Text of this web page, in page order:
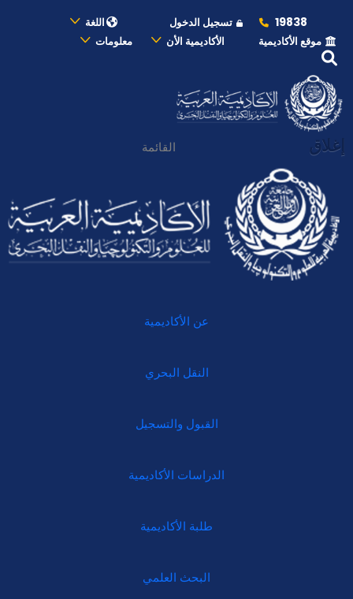
19838 تسجيل الدخول
اللغة
موقع الأكاديمية
الأكاديمية الأن معلومات
إغلاق القائمة
عن الأكاديمية
النقل البحري
القبول والتسجيل
الدراسات الأكاديمية
طلبة الأكاديمية
البحث العلمي